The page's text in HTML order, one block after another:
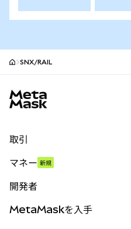
SNX/RAIL
取引
パーペチュアル
RWA
マネー 新規
開発者
MetaMaskを入手